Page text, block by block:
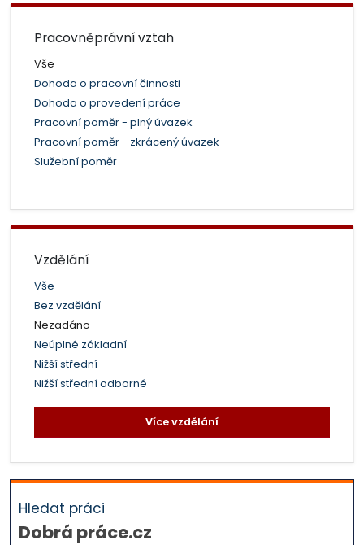
Pracovněprávní vztah
Vše
Dohoda o pracovní činnosti
Dohoda o provedení práce
Pracovní poměr - plný úvazek
Pracovní poměr - zkrácený úvazek
Služební poměr
Vzdělání
Vše
Bez vzdělání
Nezadáno
Neúplné základní
Nižší střední
Nižší střední odborné
Více vzdělání
Hledat práci
Dobrá práce.cz